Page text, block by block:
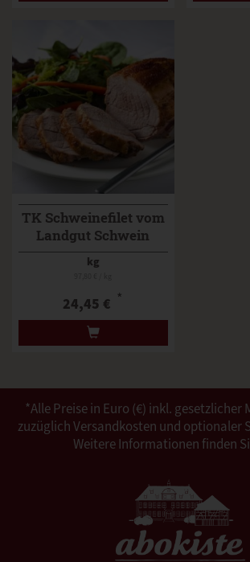
TK Schweinefilet vom
Landgut Schwein
kg
24,45 € *
*Alle Preise in Euro (€) inkl. gesetzlicher
zuzüglich Versandkosten und optionaler
Weitere Informationen finden